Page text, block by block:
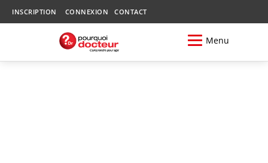
INSCRIPTION CONNEXION CONTACT
Menu